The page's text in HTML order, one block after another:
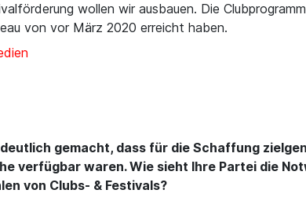
wollen wir ausbauen. Die
von vor März 2020 erreicht haben.
gemacht, dass für die Schaffung
verfügbar waren. Wie sieht Ihre Partei die
von Clubs- & Festivals?